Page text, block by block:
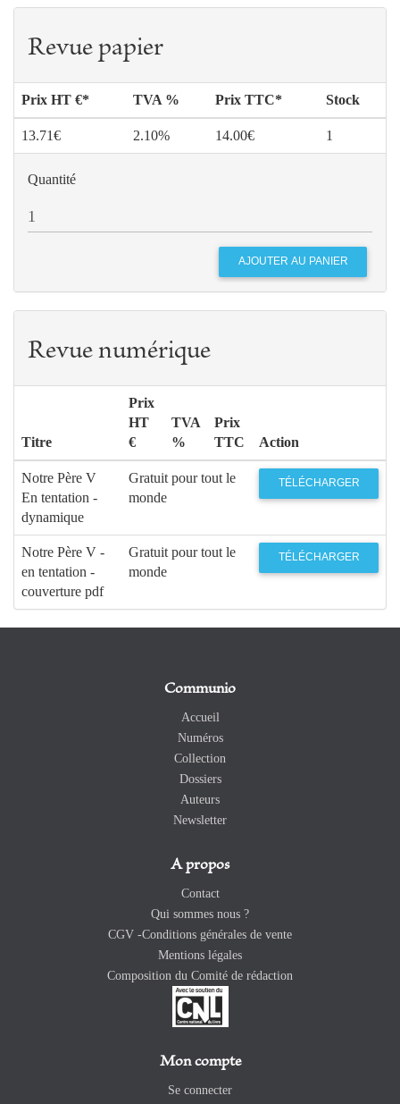
Revue papier
Prix HT €* TVA % Prix TTC* Stock
13.71€ 2.10% 14.00€ 1
Quantité
Revue numérique
Titre
Prix
HT
€
TVA
%
Prix
TTC
Action
Notre Père V
En tentation -
dynamique
Gratuit pour tout le
monde
TÉLÉCHARGER
Notre Père V -
en tentation -
couverture pdf
Gratuit pour tout le
monde
TÉLÉCHARGER
Communio
Accueil
Numéros
Collection
Dossiers
Auteurs
Newsletter
A propos
Contact
Qui sommes nous ?
CGV -Conditions générales de vente
Mentions légales
Composition du Comité de rédaction
Mon compte
Se connecter